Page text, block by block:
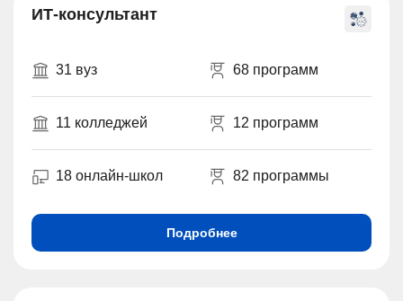
ИТ-консультант
31 вуз 68 программ
11 колледжей 12 программ
18 онлайн-школ 82 программы
Подробнее